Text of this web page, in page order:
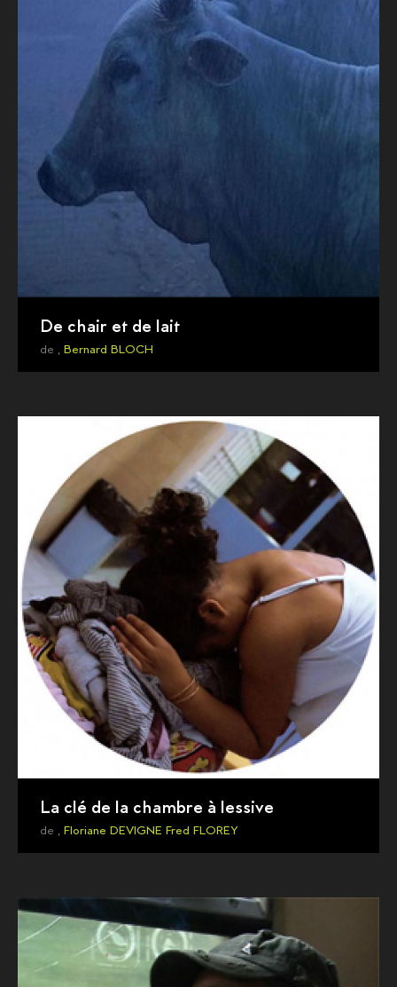
De chair et de lait
de , Bernard BLOCH
La clé de la chambre à lessive
de , Floriane DEVIGNE Fred FLOREY